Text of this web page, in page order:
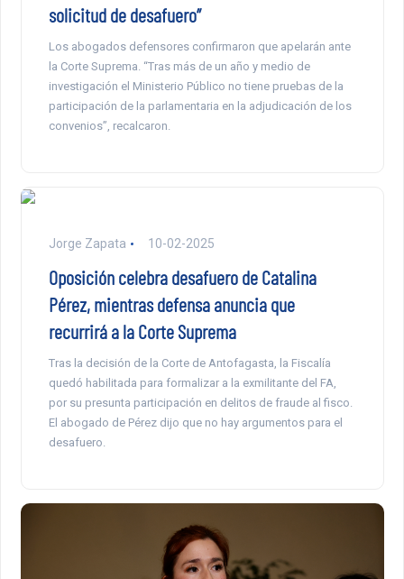
solicitud de desafuero”
Los abogados defensores confirmaron que apelarán ante
la Corte Suprema. “Tras más de un año y medio de
investigación el Ministerio Público no tiene pruebas de la
participación de la parlamentaria en la adjudicación de los
convenios”, recalcaron.
Jorge Zapata 10-02-2025
Oposición celebra desafuero de Catalina
Pérez, mientras defensa anuncia que
recurrirá a la Corte Suprema
Tras la decisión de la Corte de Antofagasta, la Fiscalía
quedó habilitada para formalizar a la exmilitante del FA,
por su presunta participación en delitos de fraude al fisco.
El abogado de Pérez dijo que no hay argumentos para el
desafuero.